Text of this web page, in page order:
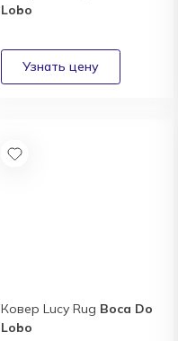
Lobo
Ковер Lucy Rug Boca Do
Lobo